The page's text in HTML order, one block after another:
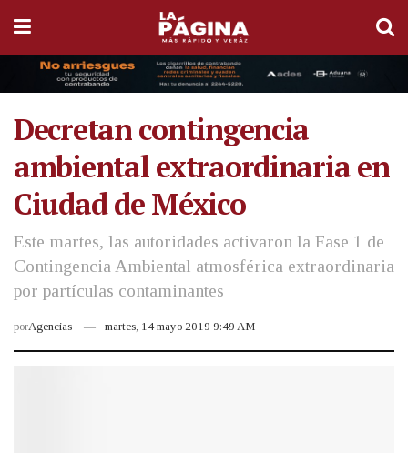
Decretan contingencia
ambiental extraordinaria en
Ciudad de México
Este martes, las autoridades activaron la Fase 1 de
Contingencia Ambiental atmosférica extraordinaria
por partículas contaminantes
porAgencias martes, 14 mayo 2019 9:49 AM